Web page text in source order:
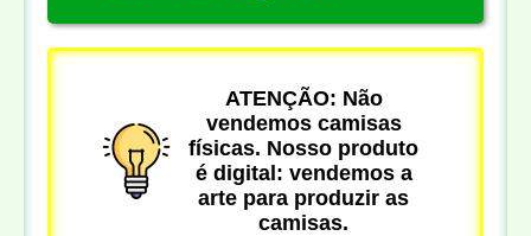
ATENÇÃO: Não
vendemos camisas
físicas. Nosso produto
é digital: vendemos a
arte para produzir as
camisas.